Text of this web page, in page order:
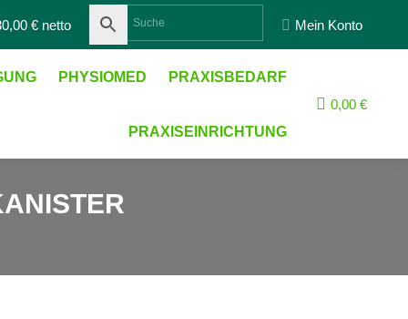
€ netto
Suche:
Mein Konto
PHYSIOMED PRAXISBEDARF
PRAXISEINRICHTUNG
0,00 €